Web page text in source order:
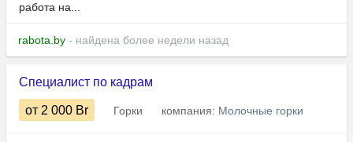
работа на...
rabota.by - найдена более недели назад
Специалист по кадрам
от 2 000 Br Горки компания: Молочные горки